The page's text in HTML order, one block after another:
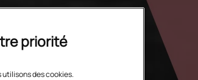
priorité
des cookies.